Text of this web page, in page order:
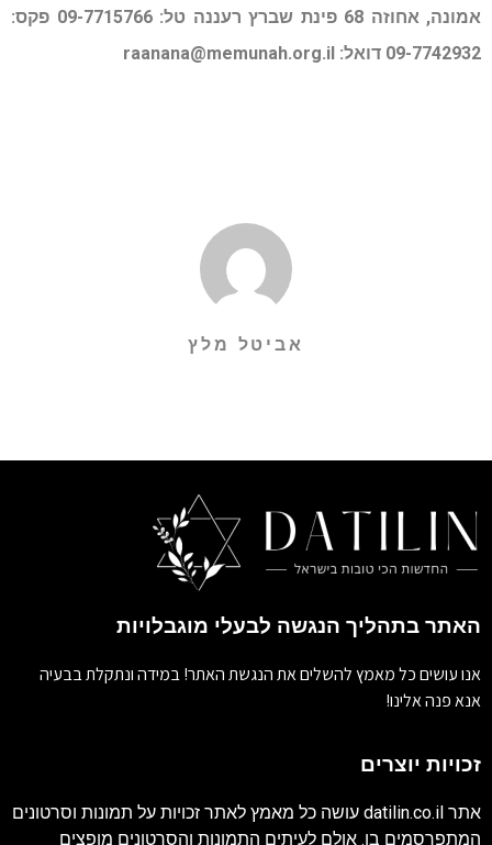
אמונה, אחוזה 68 פינת שברץ רעננה טל: 09-7715766 פקס:
09-7742932 דואל:
raanana@memunah.org.il
אביטל מלץ
האתר בתהליך הנגשה לבעלי מוגבלויות
אנו עושים כל מאמץ להשלים את הנגשת האתר! במידה ונתקלת בבעיה
אנא פנה אלינו!
זכויות יוצרים
אתר datilin.co.il עושה כל מאמץ לאתר זכויות על תמונות וסרטונים
המתפרסמים בו. אולם לעיתים התמונות והסרטונים מופצים